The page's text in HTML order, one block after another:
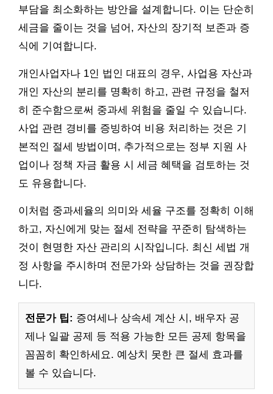
부담을 최소화하는 방안을 설계합니다. 이는 단순히
세금을 줄이는 것을 넘어, 자산의 장기적 보존과 증
식에 기여합니다.
개인사업자나 1인 법인 대표의 경우, 사업용 자산과
개인 자산의 분리를 명확히 하고, 관련 규정을 철저
히 준수함으로써 중과세 위험을 줄일 수 있습니다.
사업 관련 경비를 증빙하여 비용 처리하는 것은 기
본적인 절세 방법이며, 추가적으로는 정부 지원 사
업이나 정책 자금 활용 시 세금 혜택을 검토하는 것
도 유용합니다.
이처럼 중과세율의 의미와 세율 구조를 정확히 이해
하고, 자신에게 맞는 절세 전략을 꾸준히 탐색하는
것이 현명한 자산 관리의 시작입니다. 최신 세법 개
정 사항을 주시하며 전문가와 상담하는 것을 권장합
니다.
전문가 팁: 증여세나 상속세 계산 시, 배우자 공
제나 일괄 공제 등 적용 가능한 모든 공제 항목을
꼼꼼히 확인하세요. 예상치 못한 큰 절세 효과를
볼 수 있습니다.